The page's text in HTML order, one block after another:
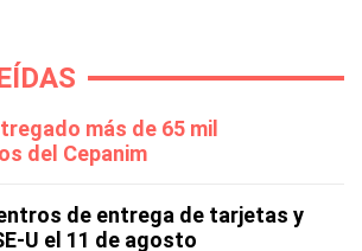
más de 65 mil
del Cepanim
de entrega de tarjetas y
U el 11 de agosto